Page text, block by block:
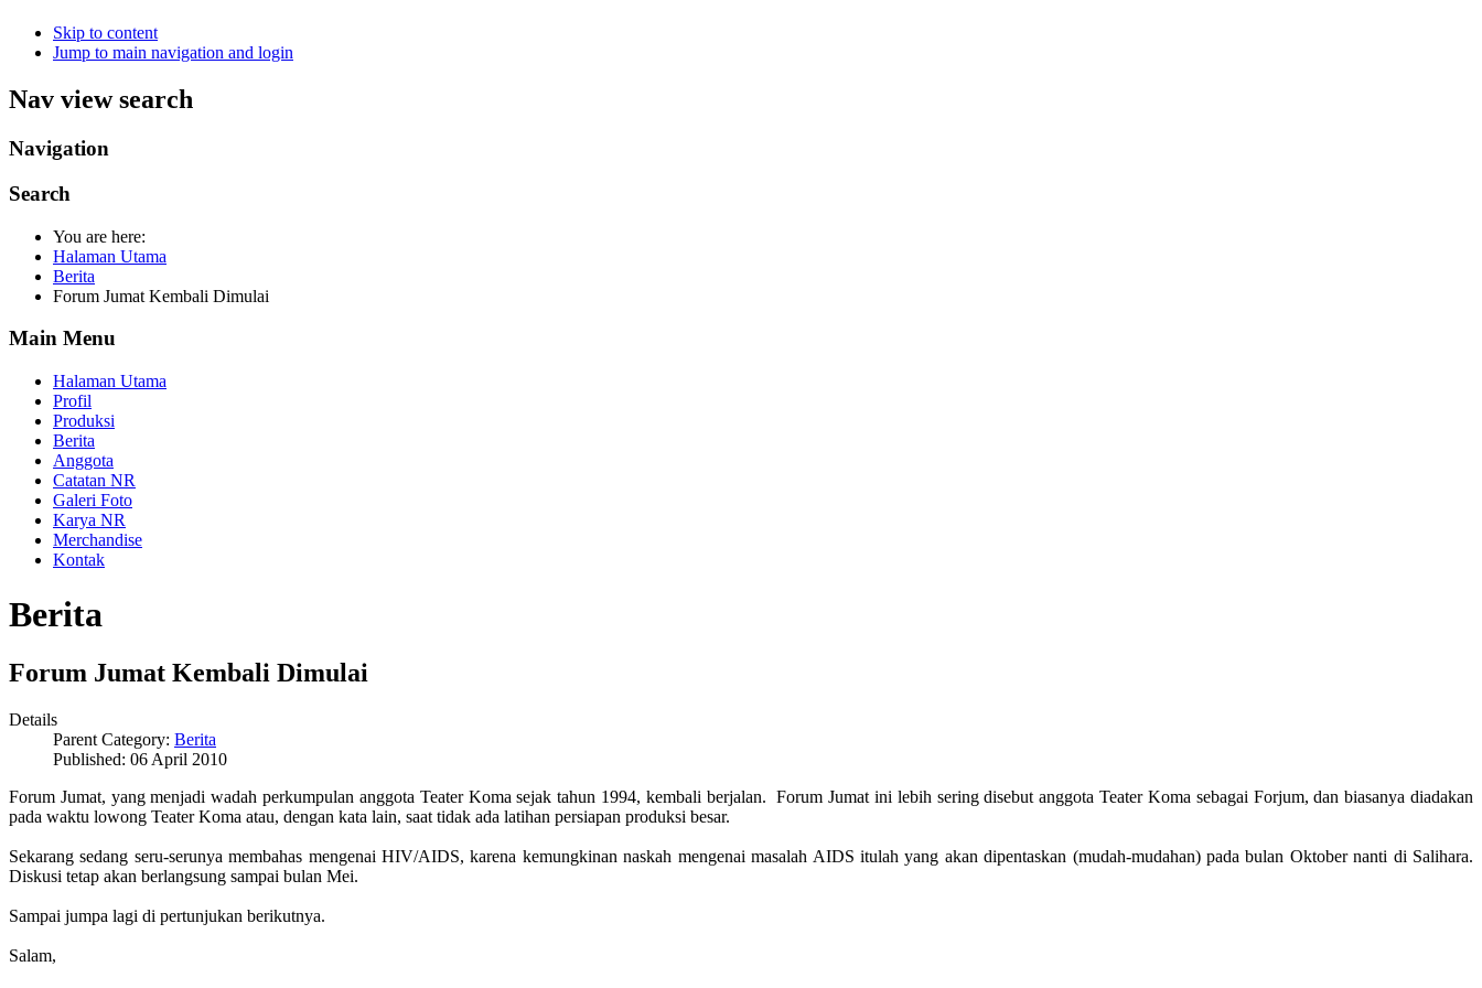
Skip to content
Jump to main navigation and login
Nav view search
Navigation
Search
You are here:
Halaman Utama
Berita
Forum Jumat Kembali Dimulai
Main Menu
Halaman Utama
Profil
Produksi
Berita
Anggota
Catatan NR
Galeri Foto
Karya NR
Merchandise
Kontak
Berita
Forum Jumat Kembali Dimulai
Details
Parent Category: Berita
Published: 06 April 2010
Forum Jumat, yang menjadi wadah perkumpulan anggota Teater Koma sejak tahun 1994, kembali berjalan. Forum Jumat ini lebih sering disebut anggota Teater Koma sebagai Forjum, dan biasanya diadakan
pada waktu lowong Teater Koma atau, dengan kata lain, saat tidak ada latihan persiapan produksi besar.
Sekarang sedang seru-serunya membahas mengenai HIV/AIDS, karena kemungkinan naskah mengenai masalah AIDS itulah yang akan dipentaskan (mudah-mudahan) pada bulan Oktober nanti di Salihara.
Diskusi tetap akan berlangsung sampai bulan Mei.
Sampai jumpa lagi di pertunjukan berikutnya.
Salam,